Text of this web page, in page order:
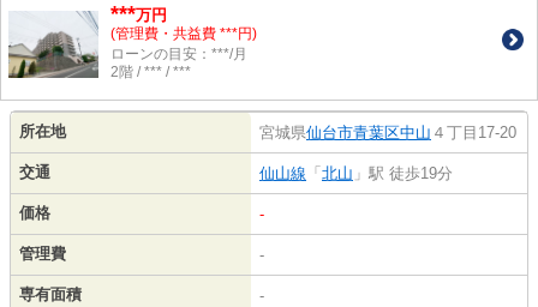
***万円
(管理費・共益費 ***円)
ローンの目安：***/月
2階 / *** / ***
所在地 宮城県仙台市青葉区中山 ４丁目17-20
交通 仙山線 「 北山 」駅 徒歩19分
価格 -
管理費 -
専有面積 -